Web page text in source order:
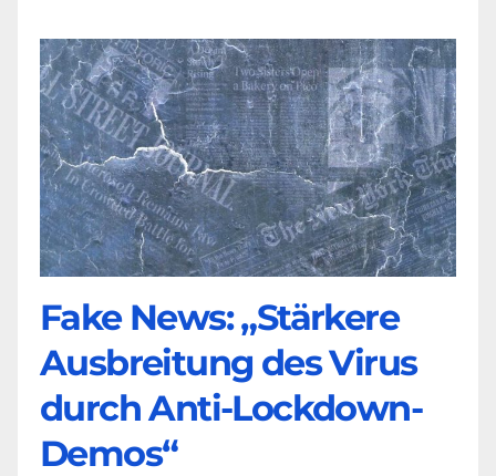
Fake News: „Stärkere
Ausbreitung des Virus
durch Anti-Lockdown-
Demos“